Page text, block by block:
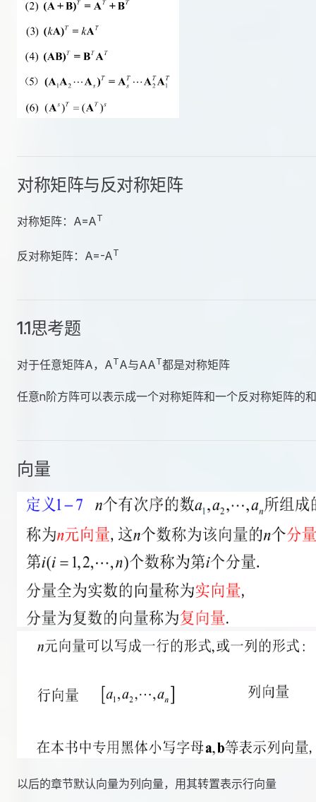
对称矩阵与反对称矩阵
对称矩阵：A=AT
反对称矩阵：A=-AT
1.1思考题
对于任意矩阵A，ATA与AAT都是对称矩阵
任意n阶方阵可以表示成一个对称矩阵和一个反对称矩阵的
向量
以后的章节默认向量为列向量，用其转置表示行向量